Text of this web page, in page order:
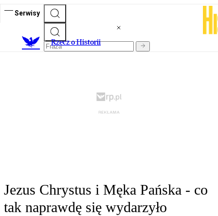
Serwisy
Rzecz o Historii
Jezus Chrystus i Męka Pańska - co
tak naprawdę się wydarzyło